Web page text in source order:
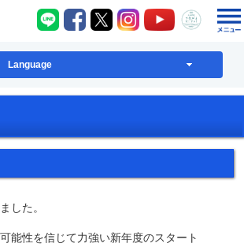
八千代町LINE
八千代町Facebook
八千代町X八千代町Instagram
八千代町八千代
Language
した。
能性を信じて力強い新年度のスタート